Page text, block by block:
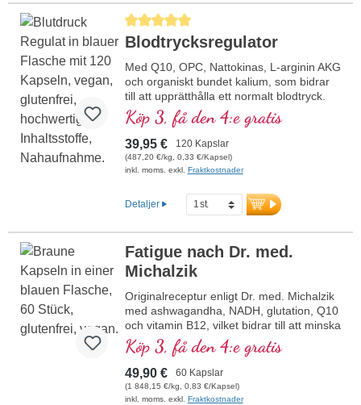
Genomsnittligt betyg på 5 av 5 stjärnor
Blodtrycksregulator
Med Q10, OPC, Nattokinas, L-arginin AKG
och organiskt bundet kalium, som bidrar
till att upprätthålla ett normalt blodtryck.
Köp 3, få den 4:e gratis
39,95 € 120 Kapslar
(487,20 €/kg, 0,33 €/Kapsel)
inkl. moms. exkl. Fraktkostnader
Detaljer
Fatigue nach Dr. med.
Michalzik
Originalreceptur enligt Dr. med. Michalzik
med ashwagandha, NADH, glutation, Q10
och vitamin B12, vilket bidrar till att minska
trötthet och utmattning. 20 års
produktionserfarenhet i Tyskland och 40
års erfarenhet av vitalämnen. Veganska
kapselhöljen fria från karragenan och
PEG samt aluminiumsfri försegling för din
Köp 3, få den 4:e gratis
49,90 € 60 Kapslar
(1 848,15 €/kg, 0,83 €/Kapsel)
inkl. moms. exkl. Fraktkostnader